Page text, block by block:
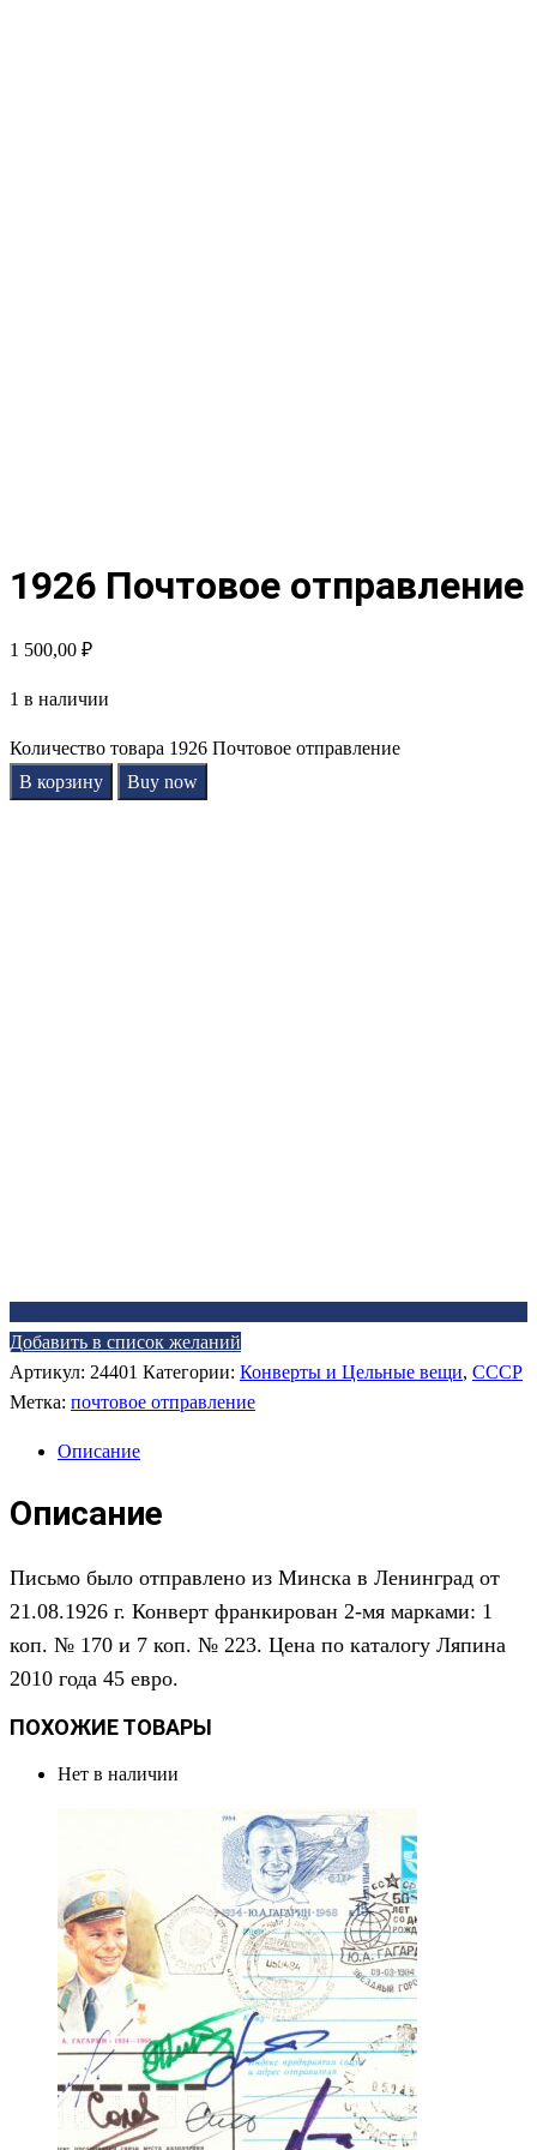
1926 Почтовое отправление
1 500,00 ₽
1 в наличии
Количество товара 1926 Почтовое отправление
В корзину
Buy now
Добавить в список желаний
Артикул: 24401 Категории: Конверты и Цельные вещи, СССР
Метка: почтовое отправление
Описание
Описание
Письмо было отправлено из Минска в Ленинград от
21.08.1926 г. Конверт франкирован 2-мя марками: 1
коп. № 170 и 7 коп. № 223. Цена по каталогу Ляпина
2010 года 45 евро.
ПОХОЖИЕ ТОВАРЫ
Нет в наличии